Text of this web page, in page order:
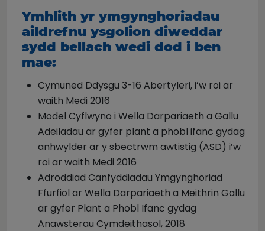
Ymhlith yr ymgynghoriadau
aildrefnu ysgolion diweddar
sydd bellach wedi dod i ben
mae:
Cymuned Ddysgu 3-16 Abertyleri, i’w roi ar
waith Medi 2016
Model Cyflwyno i Wella Darpariaeth a Gallu
Adeiladau ar gyfer plant a phobl ifanc gydag
anhwylder ar y sbectrwm awtistig (ASD) i’w
roi ar waith Medi 2016
Adroddiad Canfyddiadau Ymgynghoriad
Ffurfiol ar Wella Darpariaeth a Meithrin Gallu
ar gyfer Plant a Phobl Ifanc gydag
Anawsterau Cymdeithasol, 2018